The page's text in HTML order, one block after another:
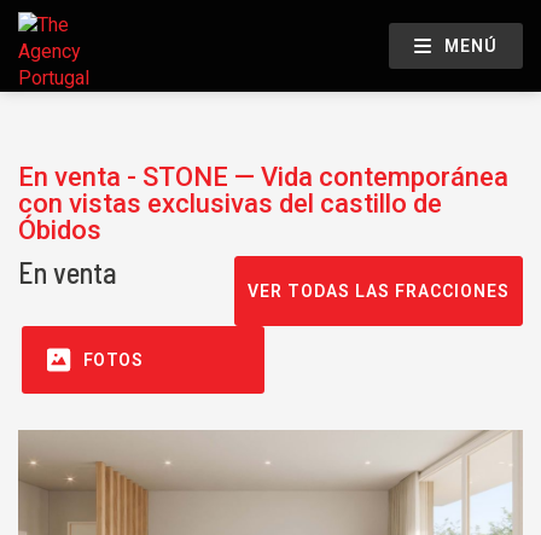
MENÚ
En venta - STONE — Vida contemporánea
con vistas exclusivas del castillo de
Óbidos
En venta
VER TODAS LAS FRACCIONES
FOTOS